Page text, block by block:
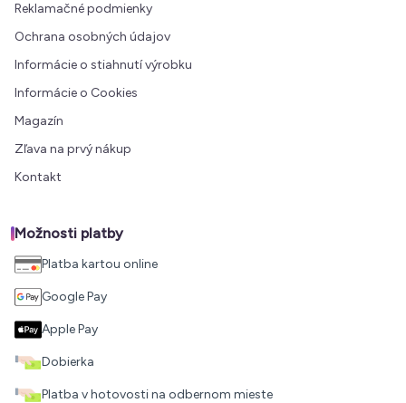
Reklamačné podmienky
Ochrana osobných údajov
Informácie o stiahnutí výrobku
Informácie o Cookies
Magazín
Zľava na prvý nákup
Kontakt
Možnosti platby
Platba kartou online
Google Pay
Apple Pay
Dobierka
Platba v hotovosti na odbernom mieste